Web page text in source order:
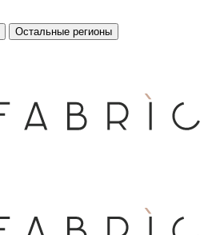
Остальные регионы